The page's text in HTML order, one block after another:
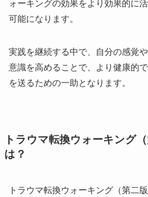
ォーキングの効果をより効果的に
可能になります。
実践を継続する中で、自分の感覚
意識を高めることで、より健康的
を送るための一助となります。
トラウマ転換ウォーキング
は？
トラウマ転換ウォーキング（第二